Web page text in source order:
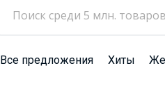
Все предложения Хиты